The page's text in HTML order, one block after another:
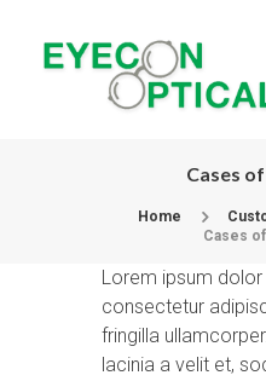
Cases
Home
Cases
Lorem ipsum
consectetur
fringilla
lacinia a velit et,